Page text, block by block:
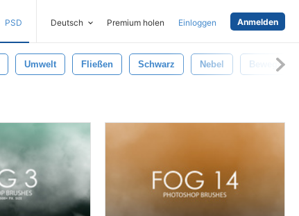
PSD Deutsch Premium holen Einloggen Anmelden
Umwelt Fließen Schwarz Nebel Bewegung